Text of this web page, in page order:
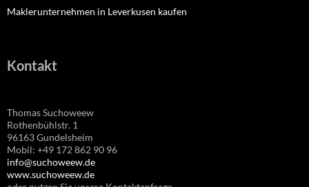
Maklerunternehmen in Leverkusen kaufen
Kontakt
Thomas Suchoweew
Rothenbühlstr. 1
96163 Gundelsheim
Mobil: +49 172 862 90 96
info@suchoweew.de
www.suchoweew.de